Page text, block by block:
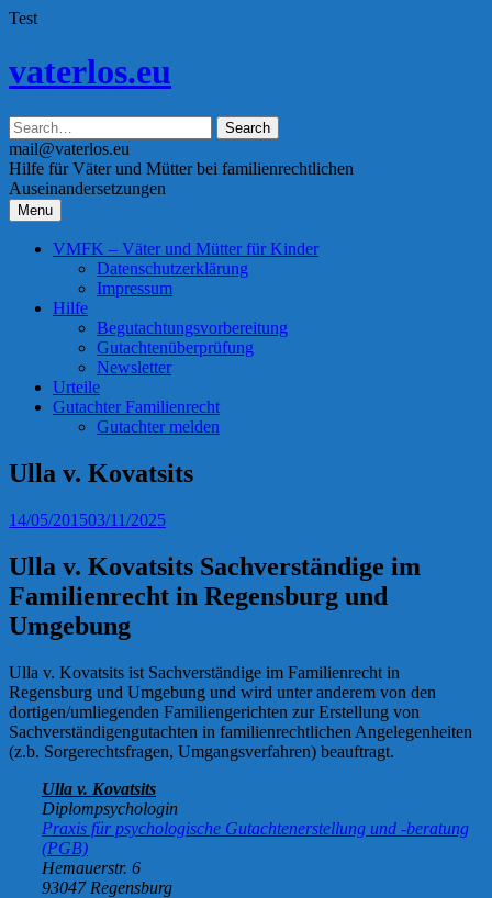
Test
to
vaterlos.eu
mail@vaterlos.eu
Hilfe für Väter und Mütter bei familienrechtlichen
Auseinandersetzungen
Menu
VMFK – Väter und Mütter für Kinder
Datenschutzerklärung
Impressum
Hilfe
Begutachtungsvorbereitung
Gutachtenüberprüfung
Newsletter
Urteile
Gutachter Familienrecht
Gutachter melden
Ulla v. Kovatsits
14/05/201503/11/2025
Ulla v. Kovatsits Sachverständige im
Familienrecht in Regensburg und
Umgebung
Ulla v. Kovatsits ist Sachverständige im Familienrecht in
Regensburg und Umgebung und wird unter anderem von den
dortigen/umliegenden Familiengerichten zur Erstellung von
Sachverständigengutachten in familienrechtlichen Angelegenheiten
(z.b. Sorgerechtsfragen, Umgangsverfahren) beauftragt.
Ulla v. Kovatsits
Diplompsychologin
Praxis für psychologische Gutachtenerstellung und -beratung
(PGB)
Hemauerstr. 6
93047 Regensburg